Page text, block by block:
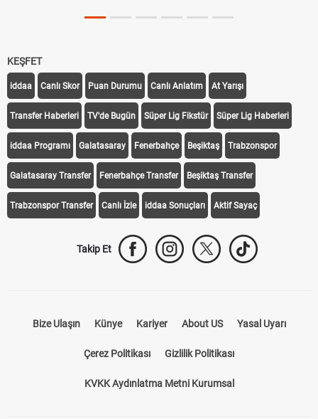
KEŞFET
iddaa Canlı Skor Puan Durumu Canlı Anlatım At Yarışı
Transfer Haberleri TV'de Bugün Süper Lig Fikstür Süper Lig Haberleri
iddaa Programı Galatasaray Fenerbahçe Beşiktaş Trabzonspor
Galatasaray Transfer Fenerbahçe Transfer Beşiktaş Transfer
Trabzonspor Transfer Canlı İzle iddaa Sonuçları Aktif Sayaç
Takip Et
Bize Ulaşın Künye Kariyer About US Yasal Uyarı
Çerez Politikası Gizlilik Politikası
KVKK Aydınlatma Metni Kurumsal